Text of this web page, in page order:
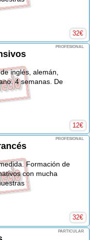
32€
PROFESIONAL
inglés, alemán,
4 semanas. De
12€
PROFESIONAL
Formación de
con mucha
32€
PARTICULAR